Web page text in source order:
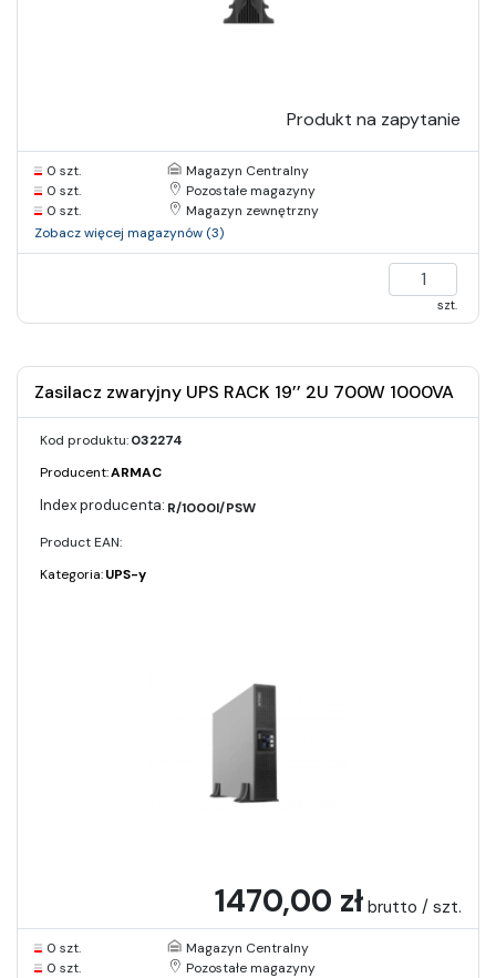
Produkt na zapytanie
0 szt.
Magazyn Centralny
0 szt.
Pozostałe magazyny
0 szt.
Magazyn zewnętrzny
Zobacz więcej magazynów (3)
szt.
Zasilacz zwaryjny UPS RACK 19’’ 2U 700W 1000VA
Kod produktu:032274
Producent:ARMAC
R/1000I/PSW
Product EAN:
Kategoria:UPS-y
1470,00 zł brutto / szt.
0 szt.
Magazyn Centralny
0 szt.
Pozostałe magazyny